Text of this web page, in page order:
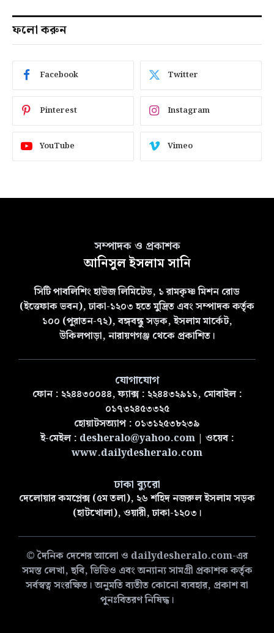
ফলো করুন
Facebook Twitter
Pinterest Instagram
YouTube Vimeo
সম্পাদক ও প্রকাশক
আনিসুল ইসলাম সানি
সিটি পাবলিশিং হাউজ লিমিটেড, ১ রামকৃষ্ণ মিশন রোড
(ইত্তেফাক ভবন), ঢাকা-১২০৩ হতে মুদ্রিত এবং সম্পাদক কর্তৃক
১০০ (পুরাতন-৭২), বঙ্গবন্ধু সড়ক, ইসলাম মার্কেট,
উকিলপাড়া, নারায়ণগঞ্জ থেকে প্রকাশিত।
যোগাযোগ
ফোন : ২২৪৪৩০০৪৪, ফ্যাক্স : ২২৪৪৩২৯১১, মোবাইল :
০১৭৩২৪৫৩৩২৫
হোয়াটসঅ্যাপ : ০১৩১২৫৩৮২৩৯
ই-মেইল : desheralo@yahoo.com| ওয়েব :
www.dailydesheralo.com
ঢাকা ব্যুরো
দেলোয়ার কমপ্লেক্স (৫ম তলা), ২৬ শহিদ নজরুল ইসলাম সড়ক
(হাটখোলা), ওয়ারী, ঢাকা-১২০৩।
© দৈনিক দেশের আলো ও dailydesheralo.com-এর
সমস্ত লেখা, ছবি, ভিডিও এবং অন্যান্য সামগ্রী প্রকাশক কর্তৃক
সর্বস্বত্ব সংরক্ষিত। অনুমতি ব্যতীত কোনো ব্যবহার, প্রকাশ বা
পুনঃবিতরণ নিষিদ্ধ।